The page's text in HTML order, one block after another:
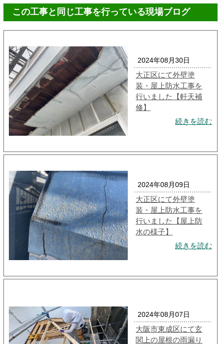
この工事と同じ工事を行っている現場ブログ
2024年08月30日
大正区にて外壁塗
装・屋上防水工事を
行いました【軒天補
修】
続きを読む
2024年08月09日
大正区にて外壁塗
装・屋上防水工事を
行いました【屋上防
水の様子】
続きを読む
2024年08月07日
大阪市東成区にて玄
関上の屋根の雨漏り